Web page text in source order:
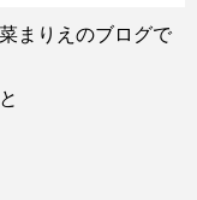
まりえのブログで